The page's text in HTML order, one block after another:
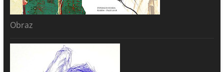
Obraz